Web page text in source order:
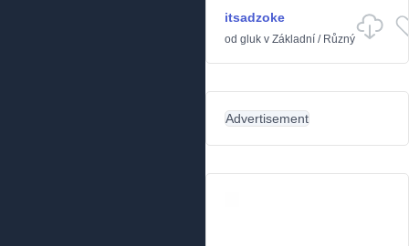
itsadzoke
od gluk v Základní / Různý
Advertisement